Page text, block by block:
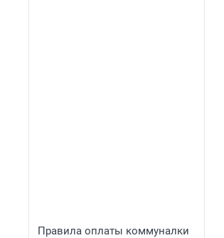
Правила оплаты коммуналки